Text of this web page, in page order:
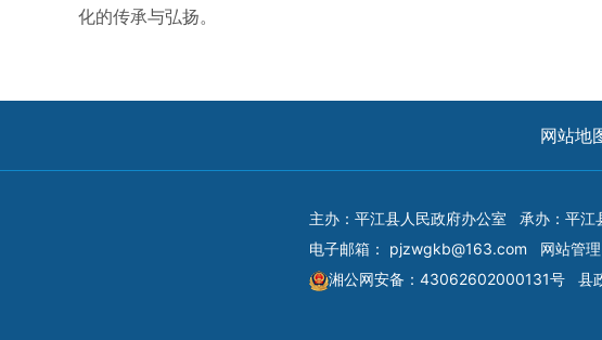
化的传承与弘扬。
网站地
主办：平江县人民政府办公室 承办：平江
电子邮箱： pjzwgkb@163.com 网站管
湘公网安备：43062602000131号
县